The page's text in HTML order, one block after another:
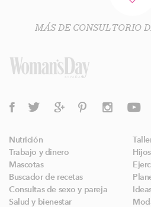
MÁS DE CONSULTORIO
Nutrición
Trabajo y dinero
Hijos
Mascotas
Buscador de recetas
Consultas de sexo y pareja
Salud y bienestar